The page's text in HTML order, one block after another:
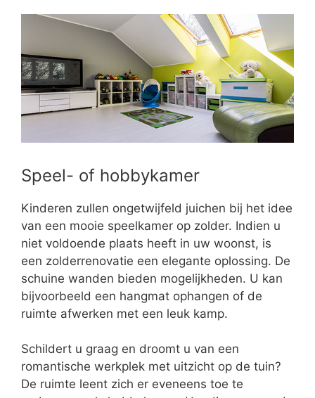
Speel- of hobbykamer
Kinderen zullen ongetwijfeld juichen bij het idee
van een mooie speelkamer op zolder. Indien u
niet voldoende plaats heeft in uw woonst, is
een zolderrenovatie een elegante oplossing. De
schuine wanden bieden mogelijkheden. U kan
bijvoorbeeld een hangmat ophangen of de
ruimte afwerken met een leuk kamp.
Schildert u graag en droomt u van een
romantische werkplek met uitzicht op de tuin?
De ruimte leent zich er eveneens toe te